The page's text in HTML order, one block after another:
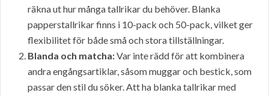
räkna ut hur många tallrikar du behöver. Blanka
papperstallrikar finns i 10-pack och 50-pack, vilket ger
flexibilitet för både små och stora tillställningar.
Blanda och matcha:Var inte rädd för att kombinera
andra engångsartiklar, såsom muggar och bestick, som
passar den stil du söker. Att ha blanka tallrikar med